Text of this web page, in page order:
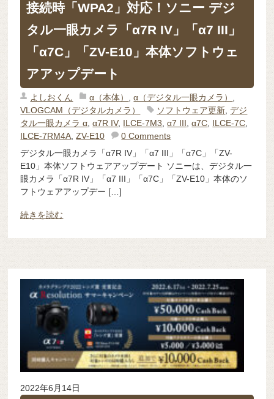
接続時「WPA2」対応！ソニー デジ
タル一眼カメラ「α7R IV」「α7 III」
「α7C」「ZV-E10」本体ソフトウェ
アアップデート
よしおくん α（本体） ,α（デジタル一眼カメラ） ,
VLOGCAM（デジタルカメラ）
ソフトウェア更新,デジ
タル一眼カメラ α,α7R IV, ILCE-7M3,α7 III,α7C, ILCE-7C,
ILCE-7RM4A,ZV-E10
0 Comments
デジタル一眼カメラ「α7R IV」「α7 III」「α7C」「ZV-
E10」本体ソフトウェアアップデート ソニーは、デジタル一
眼カメラ「α7R IV」「α7 III」「α7C」「ZV-E10」本体のソ
フトウェアアップデー […]
続きを読む
2022年6月14日